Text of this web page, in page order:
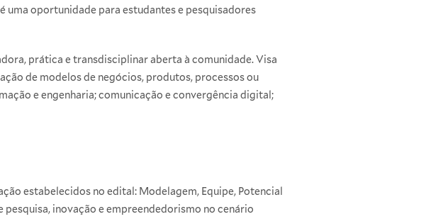
uma oportunidade para estudantes e pesquisadores
prática e transdisciplinar aberta à comunidade. Visa
de modelos de negócios, produtos, processos ou
e engenharia; comunicação e convergência digital;
estabelecidos no edital: Modelagem, Equipe, Potencial
inovação e empreendedorismo no cenário